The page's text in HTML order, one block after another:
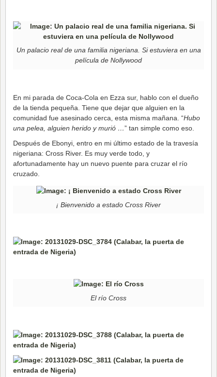
Un palacio real de una familia nigeriana. Si estuviera en una
película de Nollywood
En mi parada de Coca-Cola en Ezza sur, hablo con el dueño
de la tienda pequeña. Tiene que dejar que alguien en la
comunidad fue asesinado cerca, esta misma mañana. “Hubo
una pelea, alguien herido y murió …” tan simple como eso.
Después de Ebonyi, entro en mi último estado de la travesía
nigeriana: Cross River. Es muy verde todo, y
afortunadamente hay un nuevo puente para cruzar el río
cruzado.
¡ Bienvenido a estado Cross River
El río Cross